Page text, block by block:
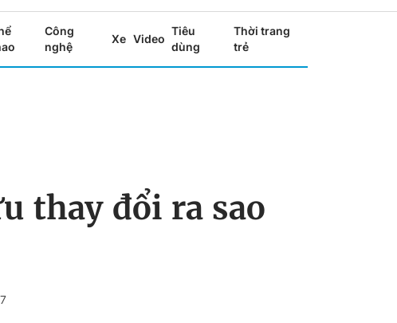
Công
nghệ
Xe Video
Tiêu
dùng
Thời trang
trẻ
thay đổi ra sao